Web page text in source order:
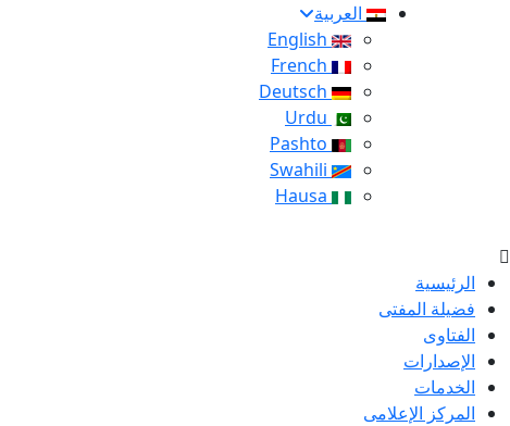
العربية
الرئيسية
فضيلة المفتى
الفتاوى
الإصدارات
الخدمات
المركز الإعلامى